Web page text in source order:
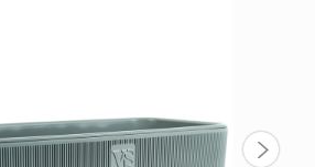
ГОРШКИ И КАШПО